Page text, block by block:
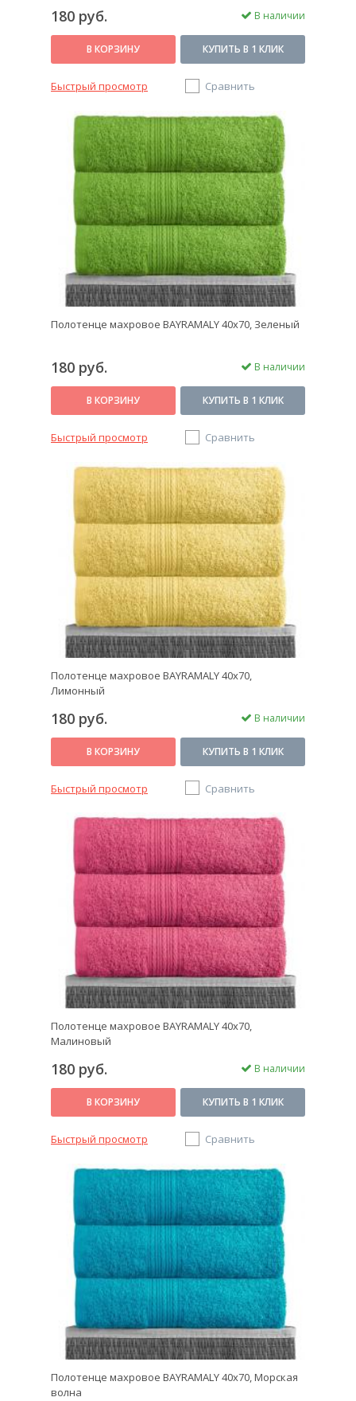
180 руб. В наличии
В КОРЗИНУ КУПИТЬ В 1 КЛИК
Быстрый просмотр Сравнить
Полотенце махровое BAYRAMALY 40х70, Зеленый
180 руб. В наличии
В КОРЗИНУ КУПИТЬ В 1 КЛИК
Быстрый просмотр Сравнить
Полотенце махровое BAYRAMALY 40х70,
Лимонный
180 руб. В наличии
В КОРЗИНУ КУПИТЬ В 1 КЛИК
Быстрый просмотр Сравнить
Полотенце махровое BAYRAMALY 40х70,
Малиновый
180 руб. В наличии
В КОРЗИНУ КУПИТЬ В 1 КЛИК
Быстрый просмотр Сравнить
Полотенце махровое BAYRAMALY 40х70, Морская
волна